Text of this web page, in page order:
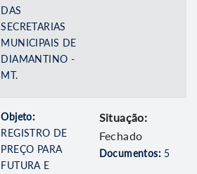
DAS
SECRETARIAS
MUNICIPAIS DE
DIAMANTINO -
MT.
Objeto:
REGISTRO DE
PREÇO PARA
FUTURA E
Situação:
Fechado
Documentos: 5